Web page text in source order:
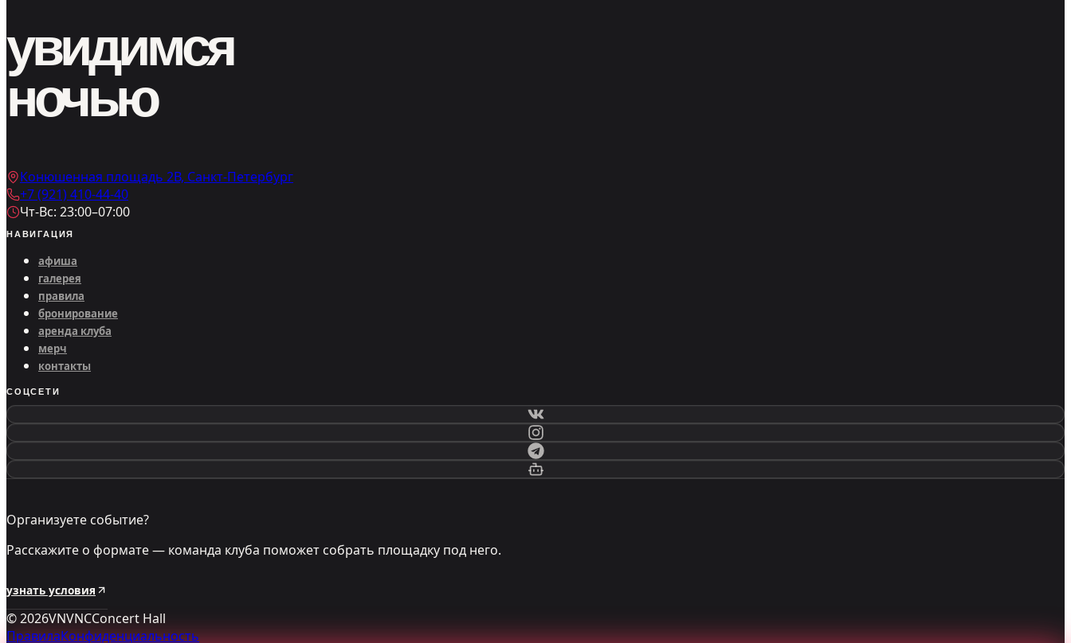
увидимся
ночью
Конюшенная площадь 2В, Санкт-Петербург
+7 (921) 410-44-40
Чт-Вс: 23:00–07:00
НАВИГАЦИЯ
афиша
галерея
правила
бронирование
аренда клуба
мерч
контакты
СОЦСЕТИ
Организуете событие?
Расскажите о формате — команда клуба поможет собрать площадку под него.
узнать условия
©2026VNVNCConcert Hall
ПравилаКонфиденциальность